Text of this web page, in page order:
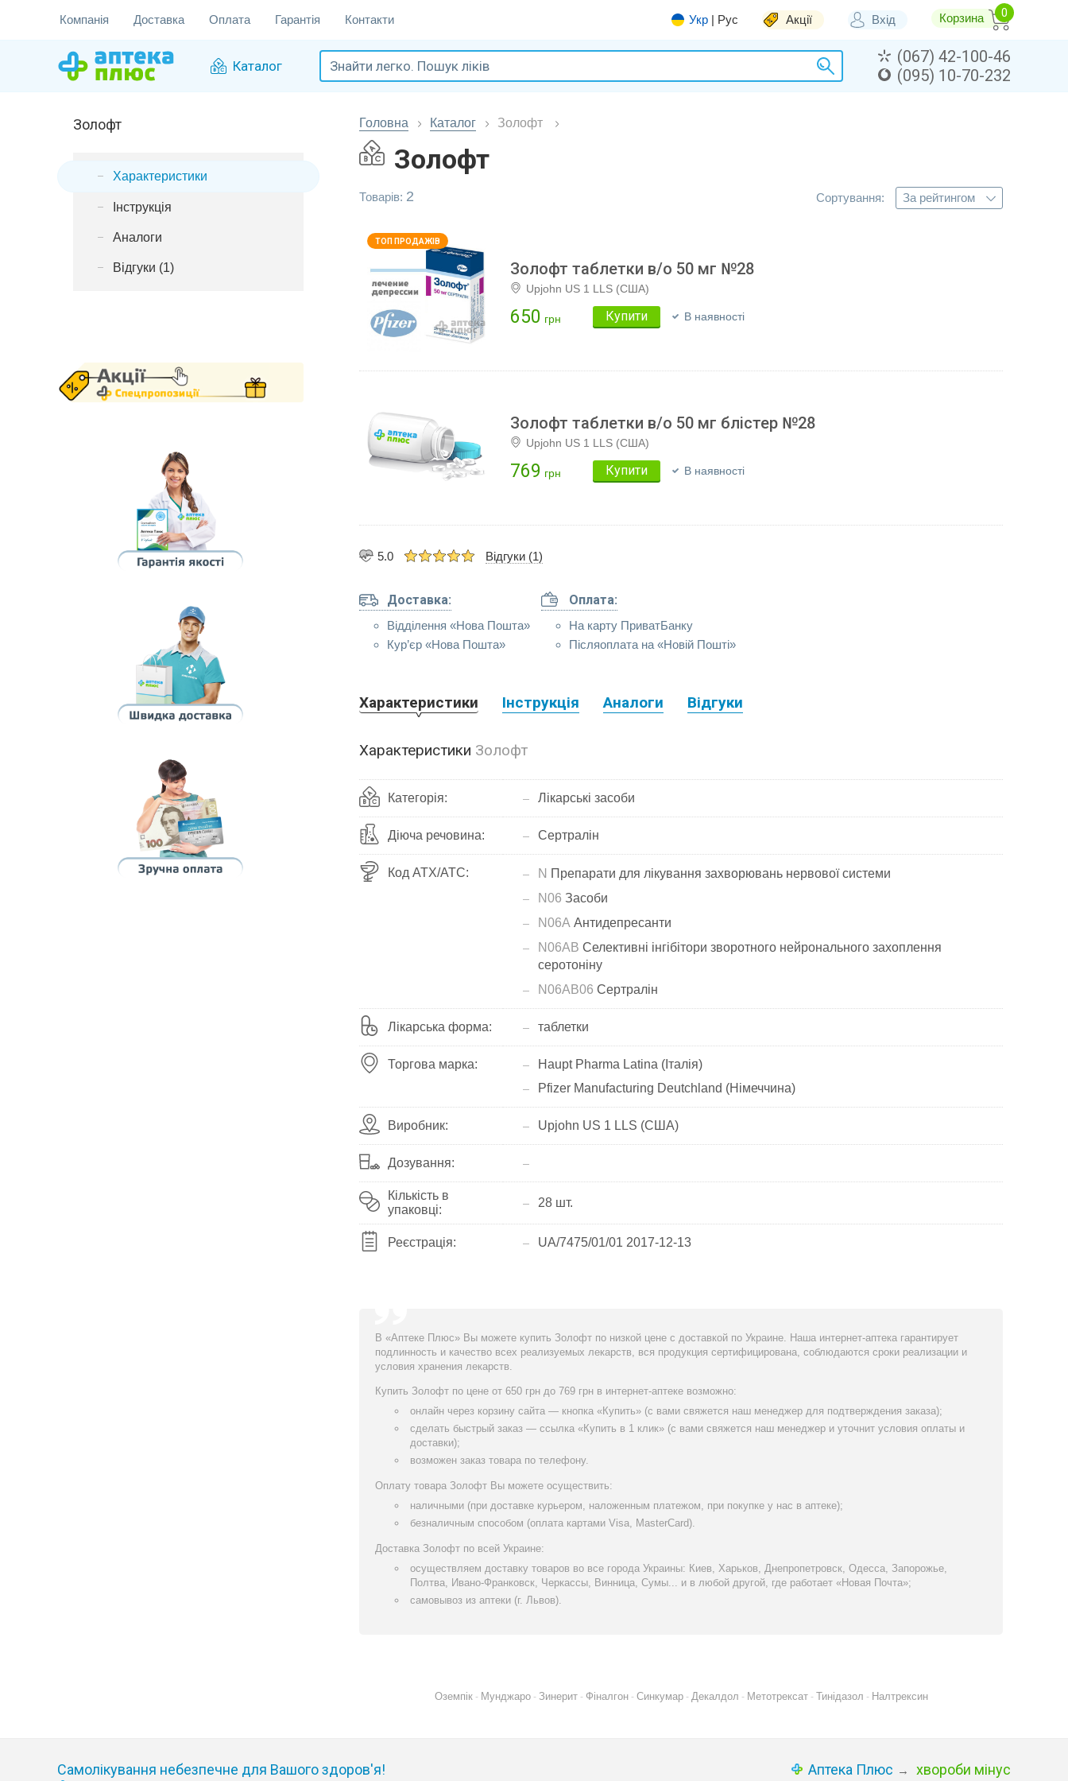
Компанія Доставка Оплата Гарантія Контакти Укр | Рус Акції Вхід Корзина
Каталог
(067) 42-100-46
(095) 10-70-232
Золофт
Характеристики
Інструкція
Аналоги
Відгуки (1)
Головна Каталог Золофт
Золофт
Товарів: 2 Сортування:
Золофт таблетки в/о 50 мг №28
Upjohn US 1 LLS (США)
650 грн Купити В наявності
Золофт таблетки в/о 50 мг блістер №28
Upjohn US 1 LLS (США)
769 грн Купити В наявності
5.0 Відгуки (1)
Доставка:
Відділення «Нова Пошта»
Кур’єр «Нова Пошта»
Оплата:
На карту ПриватБанку
Післяоплата на «Новій Пошті»
Характеристики Інструкція Аналоги Відгуки
Характеристики Золофт
Категорія: Лікарські засоби
Діюча речовина: Сертралін
Код АТХ/ATC: N Препарати для лікування захворювань нервової системи
N06 Засоби
N06A Антидепресанти
N06AB Селективні інгібітори зворотного нейронального захоплення
серотоніну
N06AB06 Сертралін
Лікарська форма: таблетки
Торгова марка:
Haupt Pharma Latina (Італія)
Pfizer Manufacturing Deutchland (Німеччина)
Виробник: Upjohn US 1 LLS (США)
Дозування:
Кількість в
упаковці:
28 шт.
Реєстрація: UA/7475/01/01 2017-12-13
В «Аптеке Плюс» Вы можете купить Золофт по низкой цене с доставкой по Украине. Наша интернет-аптека гарантирует
подлинность и качество всех реализуемых лекарств, вся продукция сертифицирована, соблюдаются сроки реализации и
условия хранения лекарств.
Купить Золофт по цене от 650 грн до 769 грн в интернет-аптеке возможно:
онлайн через корзину сайта — кнопка «Купить» (с вами свяжется наш менеджер для подтверждения заказа);
сделать быстрый заказ — ссылка «Купить в 1 клик» (с вами свяжется наш менеджер и уточнит условия оплаты и
доставки);
возможен заказ товара по телефону.
Оплату товара Золофт Вы можете осуществить:
наличными (при доставке курьером, наложенным платежом, при покупке у нас в аптеке);
безналичным способом (оплата картами Visa, MasterCard).
Доставка Золофт по всей Украине:
осуществляем доставку товаров во все города Украины: Киев, Харьков, Днепропетровск, Одесса, Запорожье,
Полтва, Ивано-Франковск, Черкассы, Винница, Сумы... и в любой другой, где работает «Новая Почта»;
самовывоз из аптеки (г. Львов).
Оземпік- Мунджаро- Зинерит- Фіналгон- Синкумар- Декалдол - Метотрексат- Тинідазол - Налтрексин
Самолікування небезпечне для Вашого здоров'я! Аптека Плюс → хвороби мінус